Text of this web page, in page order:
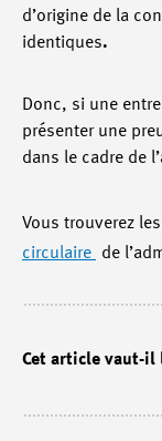
d’origine de la
identiques.
Donc, si une
présenter une
dans le cadre de
Vous trouverez
circulaire
de
Cet article vaut-il